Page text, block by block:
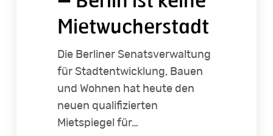
Mietwucherstadt
Die Berliner Senatsverwaltung
für Stadtentwicklung, Bauen
und Wohnen hat heute den
neuen qualifizierten
Mietspiegel für…